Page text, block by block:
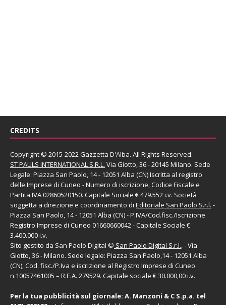
CREDITS
Copyright © 2015-2022 Gazzetta D'Alba. All Rights Reserved.
ST PAULS INTERNATIONAL S.R.L. Via Giotto, 36 - 20145 Milano. Sede
Legale: Piazza San Paolo, 14 - 12051 Alba (CN) Iscritta al registro
delle Imprese di Cuneo - Numero di iscrizione, Codice Fiscale e
Partita IVA 02860520150. Capitale Sociale € 479.552 i.v. Società
soggetta a direzione e coordinamento di Editoriale San Paolo S.r.l. -
Piazza San Paolo, 14 - 12051 Alba (CN) - P.IVA/Cod.fisc./Iscrizione
Registro Imprese di Cuneo 01660660042 - Capitale Sociale €
3.400.000 i.v.
Sito gestito da San Paolo Digital © San Paolo Digital S.r.l., - Via
Giotto, 36 - Milano. Sede legale: Piazza San Paolo,14 - 12051 Alba
(CN), Cod. fisc./P.Iva e iscrizione al Registro Imprese di Cuneo
n.10057461005 – R.E.A. 279529. Capitale sociale € 30.000,00 i.v.
Per la tua pubblicità sul giornale: A. Manzoni & C S.p.a. tel